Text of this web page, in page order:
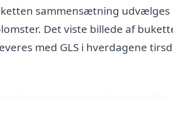
sammensætning udvælges
Det viste billede af
med GLS i hverdagene